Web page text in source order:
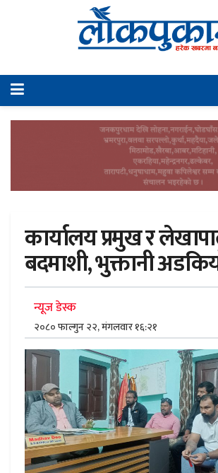
कार्यालय प्रमुख र
बदमाशी, भुक्तानी
न्यूज डेस्क
२०८० फाल्गुन २२, मंगलवार १६:२१